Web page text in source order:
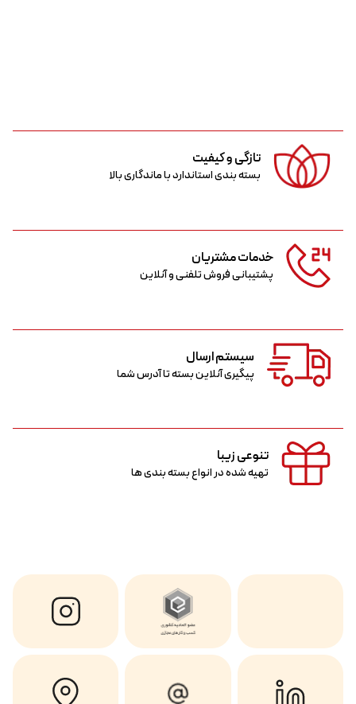
تازگی و کیفیت
بسته بندی استاندارد با ماندگاری بالا
خدمات مشتریان
پشتیبانی فروش تلفنی و آنلاین
سیستم ارسال
پیگیری آنلاین بسته تا آدرس شما
تنوعی زیبا
تهیه شده در انواع بسته بندی ها